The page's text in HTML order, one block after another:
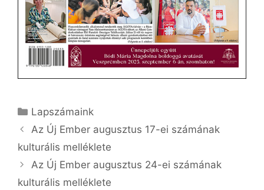
Kategória
Lapszámaink
Az Új Ember augusztus 17-ei számának
kulturális melléklete
Az Új Ember augusztus 24-ei számának
kulturális melléklete